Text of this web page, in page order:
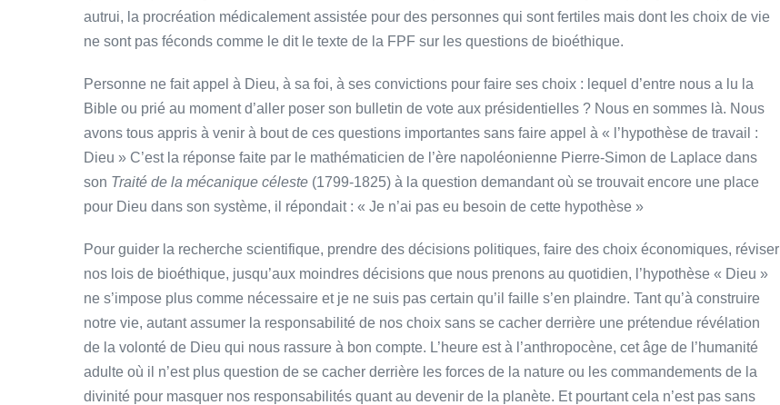
autrui, la procréation médicalement assistée pour des personnes qui sont fertiles mais dont les choix de vie
ne sont pas féconds comme le dit le texte de la FPF sur les questions de bioéthique.
Personne ne fait appel à Dieu, à sa foi, à ses convictions pour faire ses choix : lequel d’entre nous a lu la
Bible ou prié au moment d’aller poser son bulletin de vote aux présidentielles ? Nous en sommes là. Nous
avons tous appris à venir à bout de ces questions importantes sans faire appel à « l’hypothèse de travail :
Dieu » C’est la réponse faite par le mathématicien de l’ère napoléonienne Pierre-Simon de Laplace dans
son Traité de la mécanique céleste (1799-1825) à la question demandant où se trouvait encore une place
pour Dieu dans son système, il répondait : « Je n’ai pas eu besoin de cette hypothèse »
Pour guider la recherche scientifique, prendre des décisions politiques, faire des choix économiques, réviser
nos lois de bioéthique, jusqu’aux moindres décisions que nous prenons au quotidien, l’hypothèse « Dieu »
ne s’impose plus comme nécessaire et je ne suis pas certain qu’il faille s’en plaindre. Tant qu’à construire
notre vie, autant assumer la responsabilité de nos choix sans se cacher derrière une prétendue révélation
de la volonté de Dieu qui nous rassure à bon compte. L’heure est à l’anthropocène, cet âge de l’humanité
adulte où il n’est plus question de se cacher derrière les forces de la nature ou les commandements de la
divinité pour masquer nos responsabilités quant au devenir de la planète. Et pourtant cela n’est pas sans